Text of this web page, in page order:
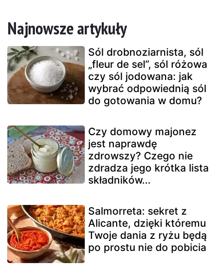
Najnowsze artykuły
Sól drobnoziarnista, sól
„fleur de sel”, sól różowa
czy sól jodowana: jak
wybrać odpowiednią sól
do gotowania w domu?
Czy domowy majonez
jest naprawdę
zdrowszy? Czego nie
zdradza jego krótka lista
składników...
Salmorreta: sekret z
Alicante, dzięki któremu
Twoje dania z ryżu będą
po prostu nie do pobicia